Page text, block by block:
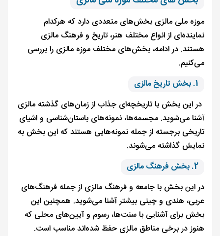
موزه ملی مالزی بخش‌های متعددی دارد که هرکدام
نماینده‌ای از انواع مختلف هنر، تاریخ و فرهنگ مالزی
هستند. در ادامه، بخش‌های مختلف موزه مالزی را بررسی
می‌کنیم.
1. بخش تاریخ مالزی
در این بخش با تاریخچه‌ای جذاب از زمان‌های گذشته مالزی
آشنا می‌شوید. مجسمه‌ها، نمونه‌های باستان‌شناسی و اشیای
تاریخی برجسته از جمله نمونه‌هایی هستند که این بخش به
نمایش گذاشته می‌شوند.
2. بخش فرهنگ مالزی
در این بخش با جامعه و فرهنگ مالزی از جمله فرهنگ‌های
عربی، هندی و چینی بیشتر آشنا می‌شوید. همچنین این
بخش برای آشنایی با سنت‌ها، رسوم و آیین‌های محلی که
هنوز در برخی مناطق مالزی حفظ شده‌اند مناسب است.